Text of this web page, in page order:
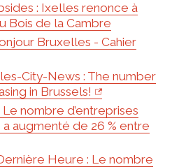
: Ixelles renonce à
Bois de la Cambre
Bruxelles - Cahier
City-News : The number
in Brussels!
nombre d’entreprises
augmenté de 26 % entre
Heure : Le nombre